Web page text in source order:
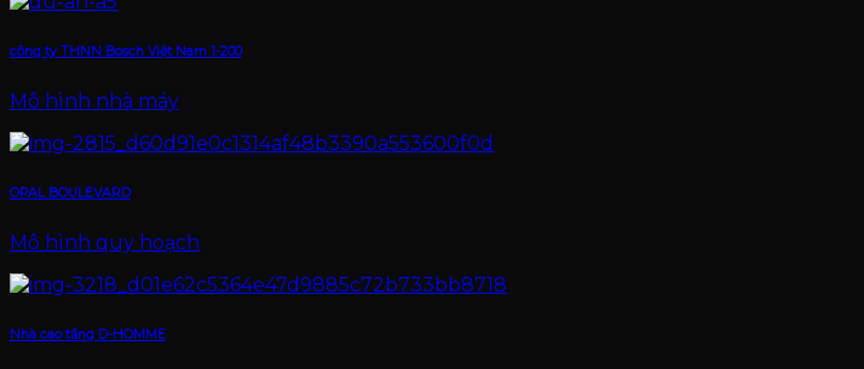
công ty THNN Bosch Việt Nam 1-200
Mô hình nhà máy
OPAL BOULEVARD
Mô hình quy hoạch
Nhà cao tầng D-HOMME